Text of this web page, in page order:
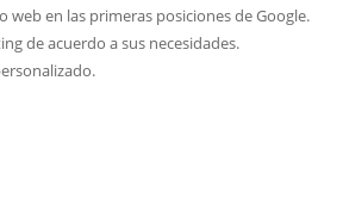
web en las primeras posiciones de Google.
de acuerdo a sus necesidades.